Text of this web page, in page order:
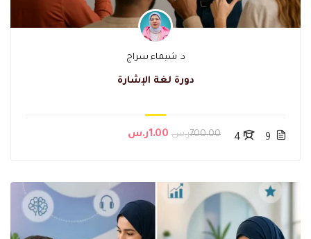
د. شيماء سراج
دورة لغة الإشارة
9
4 700.00ر.س 1.00ر.س